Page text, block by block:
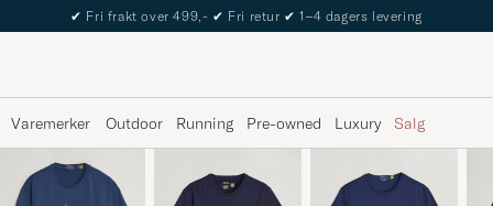
The Care of Carl Passport
Varemerker Outdoor Running Pre-owned Luxury Salg